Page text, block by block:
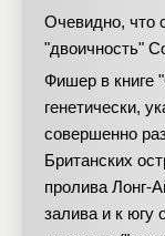
Очевидно, что
"двоичность"
Фишер в книге
генетически,
совершенно
Британских
пролива Лонг-
залива и к югу